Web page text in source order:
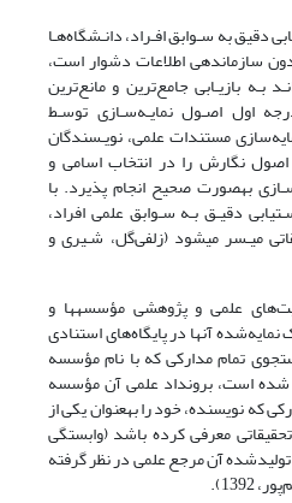
دقیق به سـوابق افـراد، دانـشگاه‌هـا
بـدون سازماندهی اطلاعات دشوار است،
بـه بازیـابی جامع‌ترین و مانع‌ترین
اول اصـول نمایـه‌سـازی توسـط
مستندات علمی، نویـسندگان
اصول نگارش را در انتخاب اسامی و
آدرس‌ها رعایت کنند تا نمایه‌سـازی به‫صورت صحیح انجام پذیرد. با
دقیـق بـه سـوابق علمی افراد،
دانشگاه‌ها و مؤسسه‫های تحقیقاتی میـسر می‫شود (زلفی‌گل، شـیری و
یکی از روش‌های ارزیابی فعالیت‌های علمی و پژوهشی مؤسسه‫ها و
آنها در پایگاه‌های استنادی
تمام مدارکی که با نام مؤسسه
شده است، برونداد علمی آن‌ مؤسسه
ارزیابی می‌شود. بنابراین، هر مدرکی که نویسنده‌، خود را به‫عنوان یکی از
معرفی کرده ‌باشد (وابستگی
سازمانی) به‫عنوان اطلاعات علمی تولید‫شده آن مرجع علمی در نظر گرفته